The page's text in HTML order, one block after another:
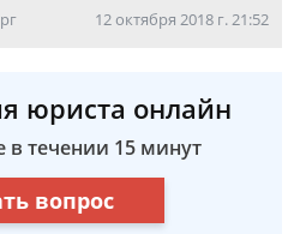
12 октября 2018 г. 21:52
юриста онлайн
в течении 15 минут
вопрос